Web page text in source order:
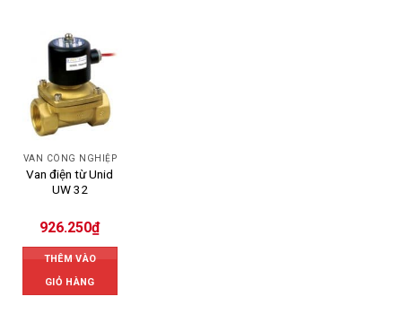
VAN CÔNG NGHIỆP
Van điện từ Unid
UW 32
926.250₫
THÊM VÀO
GIỎ HÀNG